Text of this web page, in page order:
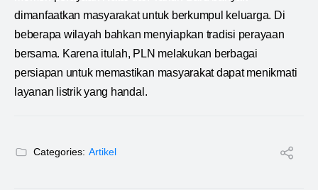
dimanfaatkan masyarakat untuk berkumpul keluarga. Di
beberapa wilayah bahkan menyiapkan tradisi perayaan
bersama. Karena itulah, PLN melakukan berbagai
persiapan untuk memastikan masyarakat dapat menikmati
layanan listrik yang handal.
Categories: Artikel